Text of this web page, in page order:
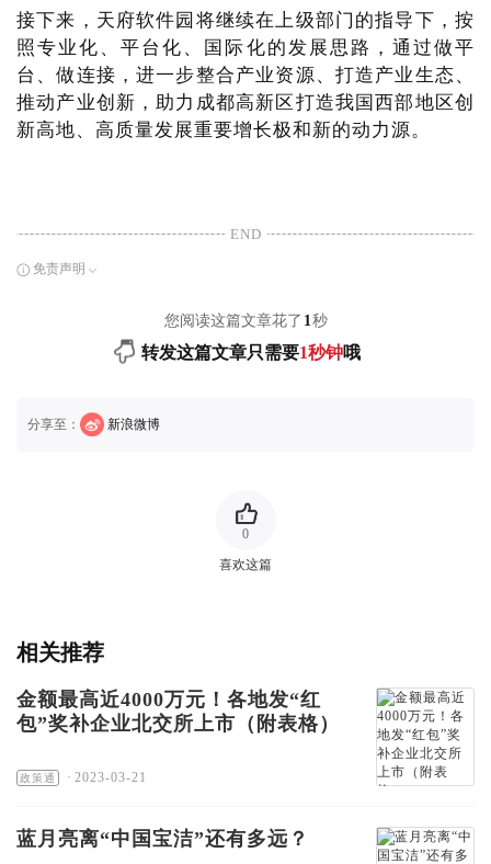
接下来，天府软件园将继续在上级部门的指导下，按
照专业化、平台化、国际化的发展思路，通过做平
台、做连接，进一步整合产业资源、打造产业生态、
推动产业创新，助力成都高新区打造我国西部地区创
新高地、高质量发展重要增长极和新的动力源。
END
免责声明
您阅读这篇文章花了 1秒
转发这篇文章只需要1秒钟哦
分享至： 新浪微博
喜欢这篇
0
相关推荐
金额最高近4000万元！各地发“红
包”奖补企业北交所上市（附表格）
政策通 · 2023-03-21
蓝月亮离“中国宝洁”还有多远？